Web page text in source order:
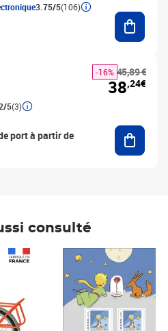
3.75/5(106)
5(3)
port à partir de
45,89 €
-16%
38,24€
consulté
Prix 7,50€